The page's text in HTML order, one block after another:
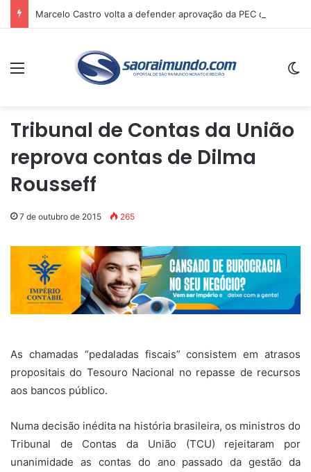
Menu
Tribunal de Contas da União
reprova contas de Dilma
Rousseff
7 de outubro de 2015 265
As chamadas “pedaladas fiscais” consistem em atrasos
propositais do Tesouro Nacional no repasse de recursos
aos bancos público.
Numa decisão inédita na história brasileira, os ministros do
Tribunal de Contas da União (TCU) rejeitaram por
unanimidade as contas do ano passado da gestão da